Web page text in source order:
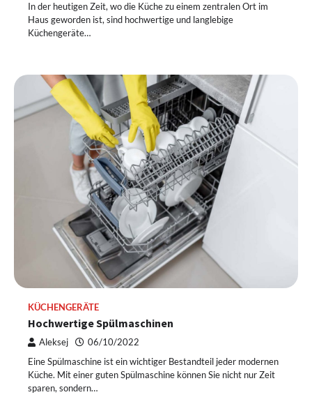
In der heutigen Zeit, wo die Küche zu einem zentralen Ort im
Haus geworden ist, sind hochwertige und langlebige
Küchengeräte…
KÜCHENGERÄTE
Hochwertige Spülmaschinen
Aleksej 06/10/2022
Eine Spülmaschine ist ein wichtiger Bestandteil jeder modernen
Küche. Mit einer guten Spülmaschine können Sie nicht nur Zeit
sparen, sondern…